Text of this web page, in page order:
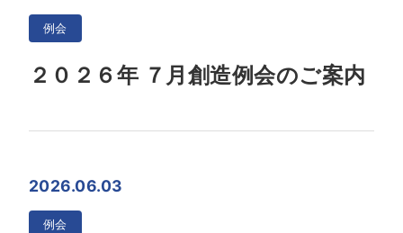
例会
２０２６年 ７月創造例会のご案内
2026.06.03
例会